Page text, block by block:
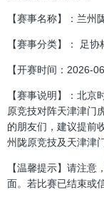
【赛事名称】：兰州
【赛事分类】： 足协
【开赛时间：2026-
【赛事说明】：北
原竞技对阵天津津门
的朋友们，建议提前
州陇原竞技及天津津
【温馨提示】请注
面。若比赛已结束或